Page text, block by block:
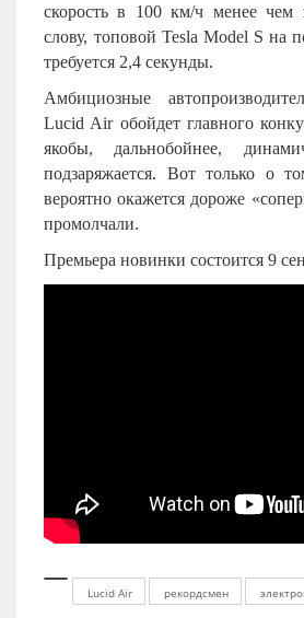
скорость в 100 км/ч менее
слову, топовойTesla Model S на
требуется 2,4 секунды.
Амбициозные
Lucid Air обойдет главного
якобы, дальнобойнее,
подзаряжается. Вот только о
вероятно окажется дороже
промолчали.
Премьера новинки состоится 9
Lucid Air рекордсмен